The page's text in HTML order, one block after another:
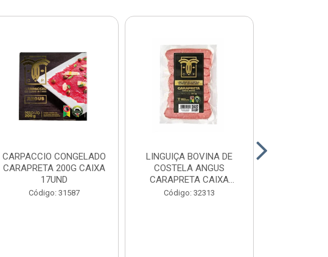
CARPACCIO CONGELADO
CARAPRETA 200G CAIXA
17UND
Código: 31587
LINGUIÇA BOVINA DE
COSTELA ANGUS
CARAPRETA CAIXA
24X300G
Código: 32313